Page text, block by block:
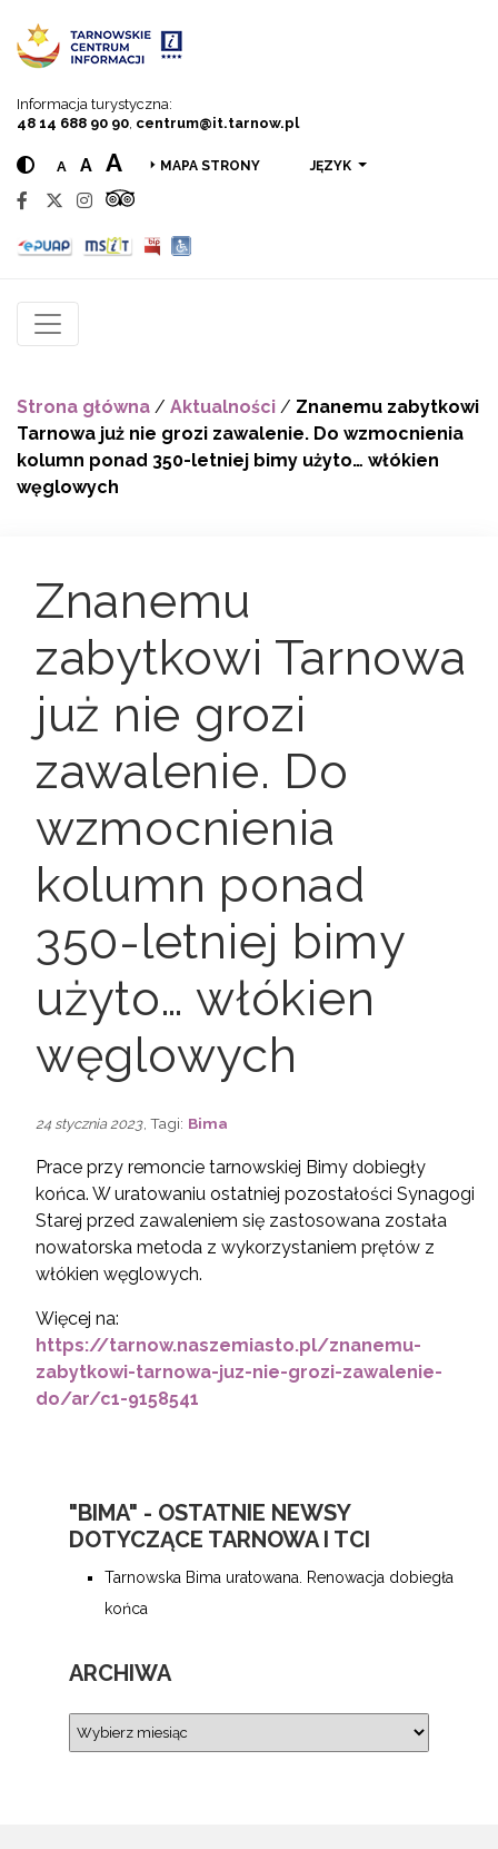
Informacja turystyczna:
48 14 688 90 90 centrum@it.tarnow.pl
A A A MAPA STRONY JĘZYK
Strona główna / Aktualności / Znanemu zabytkowi
Tarnowa już nie grozi zawalenie. Do wzmocnienia
kolumn ponad 350-letniej bimy użyto… włókien
węglowych
Znanemu
zabytkowi Tarnowa
już nie grozi
zawalenie. Do
wzmocnienia
kolumn ponad
350-letniej bimy
użyto… włókien
węglowych
24 stycznia 2023 , Tagi: Bima
Prace przy remoncie tarnowskiej Bimy dobiegły
końca. W uratowaniu ostatniej pozostałości Synagogi
Starej przed zawaleniem się zastosowana została
nowatorska metoda z wykorzystaniem prętów z
włókien węglowych.
Więcej na:
https://tarnow.naszemiasto.pl/znanemu-
zabytkowi-tarnowa-juz-nie-grozi-zawalenie-
do/ar/c1-9158541
"BIMA" - OSTATNIE NEWSY
DOTYCZĄCE TARNOWA I TCI
Tarnowska Bima uratowana. Renowacja dobiegła
końca
ARCHIWA